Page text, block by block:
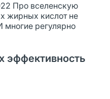
Про вселенскую
жирных кислот не
регулярно
эффективность